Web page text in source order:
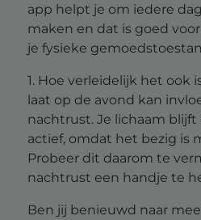
app helpt je om iedere
maken en dat is goed
je fysieke
1. Hoe verleidelijk het ook
laat op de avond kan
nachtrust. Je lichaam
actief, omdat het bezig is
Probeer dit daarom te
nachtrust een handje te
Ben jij benieuwd naar